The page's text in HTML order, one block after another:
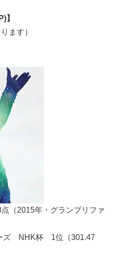
】
ます）
（2015年・グランプリファ
ズ NHK杯 1位（301.47